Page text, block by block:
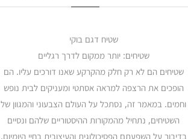
שטיח דגם בוקי
שטיחים: יותר ממקום לדרך רגליים
שטיחים הם לא רק חלק מהקרקע שאנו דורכים עליו. הם
הופכים את הרצפה למראה אסתטי ומעניקים לבית נופש
וחמים. במאמר זה, נסתכל על העולם הצבעוני והמגוון של
השטיחים, נתחיל מהמקורות ההיסטוריים שלהם ונסיים
בדיבור על השפעתם הפסיכולוגית והעיצובית בחיי היומיום.